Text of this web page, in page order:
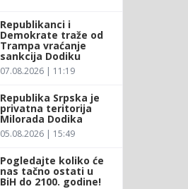
Republikanci i
Demokrate traže od
Trampa vraćanje
sankcija Dodiku
07.08.2026 | 11:19
Republika Srpska je
privatna teritorija
Milorada Dodika
05.08.2026 | 15:49
Pogledajte koliko će
nas tačno ostati u
BiH do 2100. godine!